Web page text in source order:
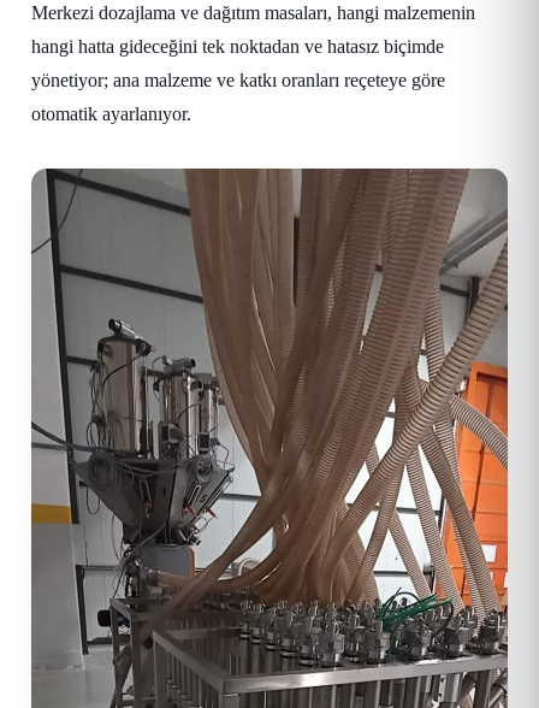
Merkezi dozajlama ve dağıtım masaları, hangi malzemenin
hangi hatta gideceğini tek noktadan ve hatasız biçimde
yönetiyor; ana malzeme ve katkı oranları reçeteye göre
otomatik ayarlanıyor.